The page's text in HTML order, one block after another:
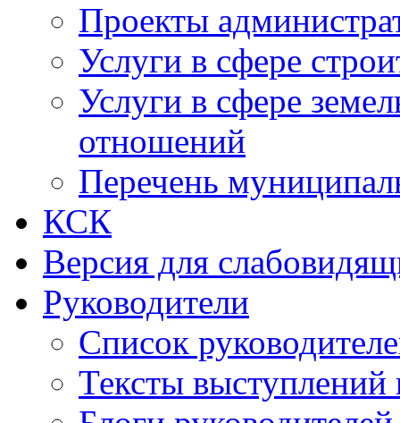
Проекты
Услуги в сфере
Услуги в сфере
отношений
Перечень
КСК
Версия для
Руководители
Список
Тексты выступлений